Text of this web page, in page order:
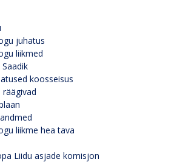
juhatus
liikmed
Saadik
koosseisus
räägivad
liikme hea tava
Liidu asjade komisjon